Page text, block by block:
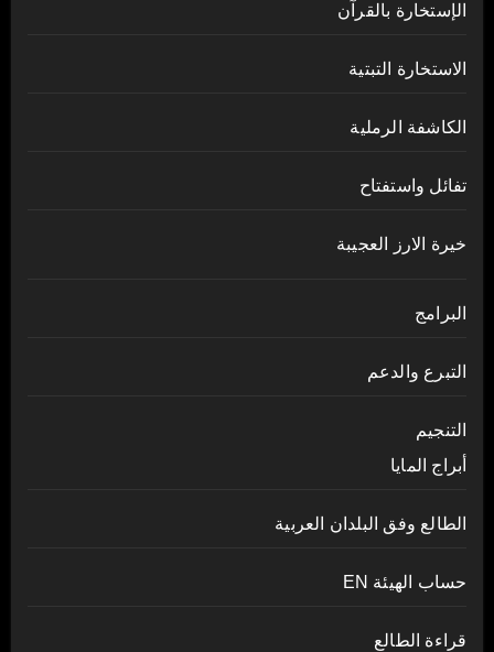
الإستخارة بالقرآن
الاستخارة التبتية
الكاشفة الرملية
تفائل واستفتاح
خيرة الارز العجيبة
البرامج
التبرع والدعم
التنجيم
أبراج المايا
الطالع وفق البلدان العربية
حساب الهيئة EN
قراءة الطالع